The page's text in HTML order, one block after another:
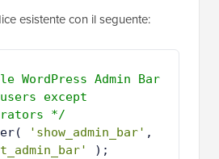
esistente con il seguente:
WordPress Admin Bar
except
*/
'show_admin_bar'
);